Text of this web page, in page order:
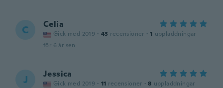
C Celia
Gick med 2019 · 43 recensioner · 1 uppladdningar
för 6 år sen
J Jessica
Gick med 2019 · 11 recensioner · 8 uppladdningar